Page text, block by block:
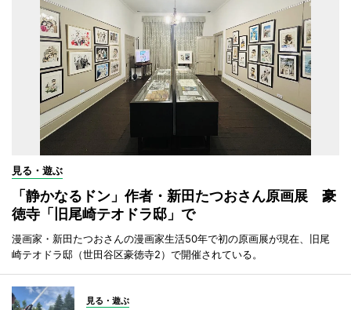
見る・遊ぶ
「静かなるドン」作者・新田たつおさん原画展 豪
徳寺「旧尾崎テオドラ邸」で
漫画家・新田たつおさんの漫画家生活50年で初の原画展が現在、旧尾
崎テオドラ邸（世田谷区豪徳寺2）で開催されている。
見る・遊ぶ